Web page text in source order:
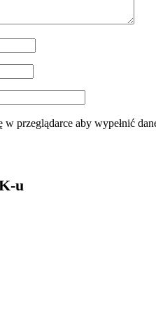
przeglądarce aby wypełnić
u